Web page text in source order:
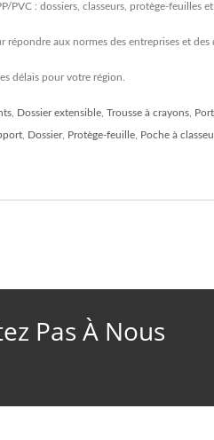
: dossiers, classeurs, protège-feuilles
aux normes des entreprises et des
délais pour votre région.
Dossier extensible Trousse à crayons
Dossier, Protège-feuille Poche à
Pas À Nous